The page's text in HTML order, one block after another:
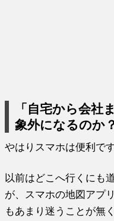
「自宅から会社
象外になるのか
やはりスマホは便利です
以前はどこへ行くにも
が、スマホの地図アプ
もあまり迷うことが無